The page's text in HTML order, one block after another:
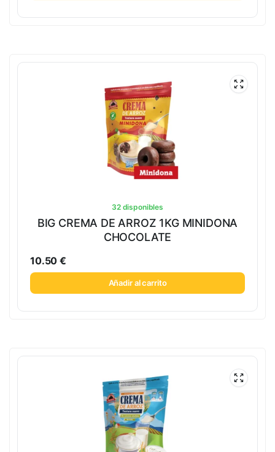
32 disponibles
BIG CREMA DE ARROZ 1KG MINIDONA
CHOCOLATE
10.50€
Añadir al carrito